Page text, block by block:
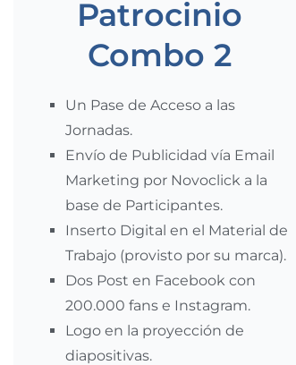
Patrocinio
Combo 2
Un Pase de Acceso a las
Jornadas.
Envío de Publicidad vía Email
Marketing por Novoclick a la
base de Participantes.
Inserto Digital en el Material de
Trabajo (provisto por su marca).
Dos Post en Facebook con
200.000 fans e Instagram.
Logo en la proyección de
diapositivas.